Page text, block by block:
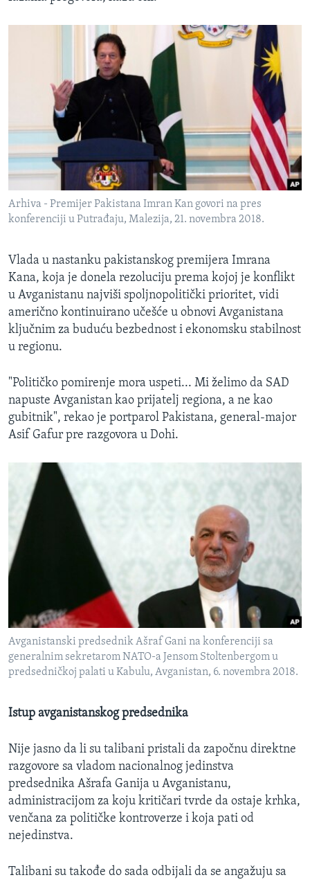
Arhiva - Premijer Pakistana Imran Kan govori na pres
konferenciji u Putrađaju, Malezija, 21. novembra 2018.
Vlada u nastanku pakistanskog premijera Imrana
Kana, koja je donela rezoluciju prema kojoj je konflikt
u Avganistanu najviši spoljnopolitički prioritet, vidi
američno kontinuirano učešće u obnovi Avganistana
ključnim za buduću bezbednost i ekonomsku stabilnost
u regionu.
"Političko pomirenje mora uspeti... Mi želimo da SAD
napuste Avganistan kao prijatelj regiona, a ne kao
gubitnik", rekao je portparol Pakistana, general-major
Asif Gafur pre razgovora u Dohi.
Avganistanski predsednik Ašraf Gani na konferenciji sa
generalnim sekretarom NATO-a Jensom Stoltenbergom u
predsedničkoj palati u Kabulu, Avganistan, 6. novembra 2018.
Istup avganistanskog predsednika
Nije jasno da li su talibani pristali da započnu direktne
razgovore sa vladom nacionalnog jedinstva
predsednika Ašrafa Ganija u Avganistanu,
administracijom za koju kritičari tvrde da ostaje krhka,
venčana za političke kontroverze i koja pati od
nejedinstva.
Talibani su takođe do sada odbijali da se angažuju sa